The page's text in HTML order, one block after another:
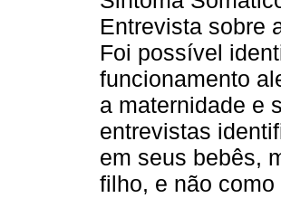
Entrevista sobre
Foi possível
funcionamento
a maternidade e
entrevistas
em seus bebês,
filho, e não